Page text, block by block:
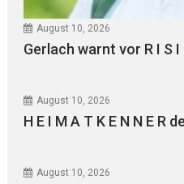
August 10, 2026
Gerlach warnt vor R I S I
August 10, 2026
H E I M A T K E N N E R
August 10, 2026